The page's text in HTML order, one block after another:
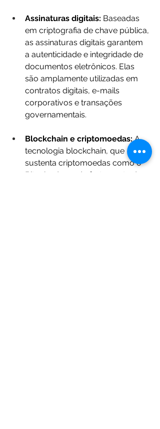
Assinaturas digitais: Baseadas
em criptografia de chave pública,
as assinaturas digitais garantem
a autenticidade e integridade de
documentos eletrônicos. Elas
são amplamente utilizadas em
contratos digitais, e-mails
corporativos e transações
governamentais.
Blockchain e criptomoedas: A
tecnologia blockchain, que
sustenta criptomoedas como o
Bitcoin, depende fortemente da